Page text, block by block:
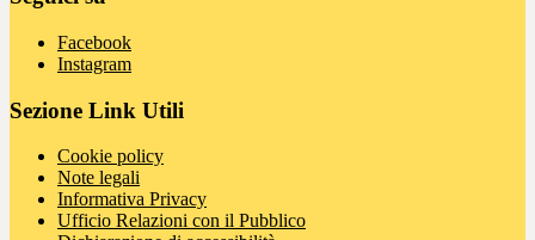
Facebook
Instagram
Sezione Link Utili
Cookie policy
Note legali
Informativa Privacy
Ufficio Relazioni con il Pubblico